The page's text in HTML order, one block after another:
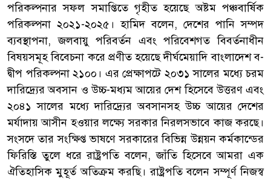
পরিকল্পনার সফল সমাপ্তিতে গৃহীত হয়েছে অষ্টম পঞ্চবার্ষিক
পরিকল্পনা ২০২১-২০২৫। হামিদ বলেন, দেশের পানি সম্পদ
ব্যবস্থাপনা, জলবায়ু পরিবর্তন এবং পরিবেশগত বিবর্তনাধীন
বিষয়সমূহ বিবেচনা করে প্রণীত হয়েছে দীর্ঘমেয়াদি বাংলাদেশ ব-
দ্বীপ পরিকল্পনা ২১০০। এর প্রেক্ষাপটে ২০৩১ সালের মধ্যে চরম
দারিদ্র্যের অবসান ও উচ্চ-মধ্যম আয়ের দেশ হিসেবে উত্তরণ এবং
২০৪১ সালের মধ্যে দারিদ্র্যের অবসানসহ উচ্চ আয়ের দেশের
মর্যাদায় আসীন হওয়ার লক্ষ্যে সরকার নিরলসভাবে কাজ করছে।
সংসদে তার সংক্ষিপ্ত ভাষণে সরকারের বিভিন্ন উন্নয়ন কর্মকান্ডের
ফিরিস্তি তুলে ধরে রাষ্ট্রপতি বলেন, জাঁতি হিসেবে আমরা এক
ঐতিহাসিক মুহূর্ত অতিক্রম করছি। রাষ্ট্রপতি বলেন সম্পূর্ণ নিজস্ব